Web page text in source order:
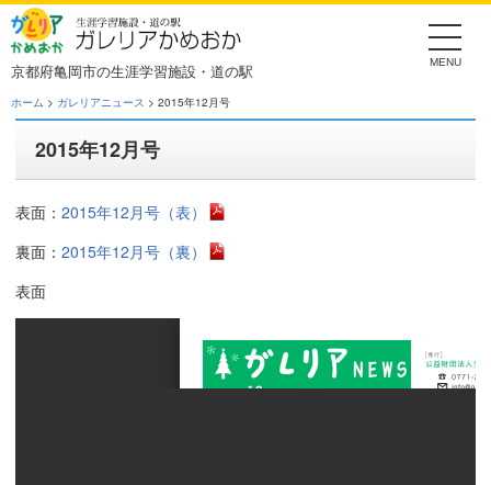
Skip
to
the
content
京都府亀岡市の生涯学習施設・道の駅
ホーム > ガレリアニュース > 2015年12月号
2015年12月号
表面： 2015年12月号（表）
裏面： 2015年12月号（裏）
表面